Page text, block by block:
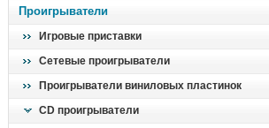
ресиверы, усилители
проигрыватели
Проигрыватели
Игровые приставки
Сетевые проигрыватели
Проигрыватели виниловых пластинок
CD проигрыватели